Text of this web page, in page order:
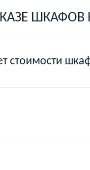
ШКАФОВ
стоимости